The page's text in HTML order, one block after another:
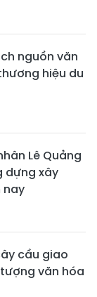
nguồn văn
hiệu du
Lê Quảng
dựng xây
nay
cầu giao
văn hóa